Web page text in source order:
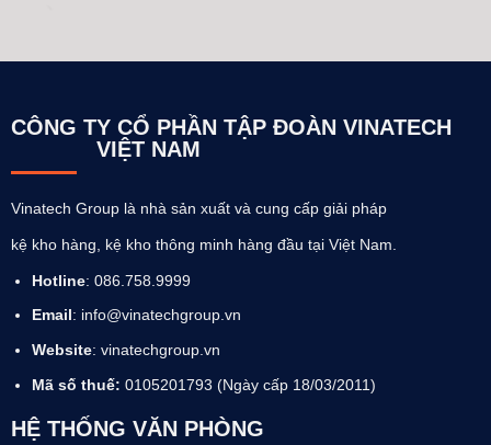
CÔNG TY CỔ PHẦN TẬP ĐOÀN VINATECH
VIỆT NAM
Vinatech Group là nhà sản xuất và cung cấp giải pháp
kệ kho hàng, kệ kho thông minh hàng đầu tại Việt Nam.
Hotline: 086.758.9999
Email: info@vinatechgroup.vn
Website: vinatechgroup.vn
Mã số thuế: 0105201793 (Ngày cấp 18/03/2011)
HỆ THỐNG VĂN PHÒNG